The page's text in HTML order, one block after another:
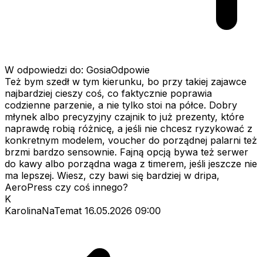
W odpowiedzi do: GosiaOdpowie
Też bym szedł w tym kierunku, bo przy takiej zajawce
najbardziej cieszy coś, co faktycznie poprawia
codzienne parzenie, a nie tylko stoi na półce. Dobry
młynek albo precyzyjny czajnik to już prezenty, które
naprawdę robią różnicę, a jeśli nie chcesz ryzykować z
konkretnym modelem, voucher do porządnej palarni też
brzmi bardzo sensownie. Fajną opcją bywa też serwer
do kawy albo porządna waga z timerem, jeśli jeszcze nie
ma lepszej. Wiesz, czy bawi się bardziej w dripa,
AeroPress czy coś innego?
K
KarolinaNaTemat 16.05.2026 09:00